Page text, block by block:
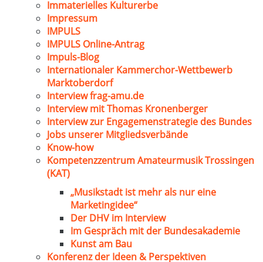
Immaterielles Kulturerbe
Impressum
IMPULS
IMPULS Online-Antrag
Impuls-Blog
Internationaler Kammerchor-Wettbewerb
Marktoberdorf
Interview frag-amu.de
Interview mit Thomas Kronenberger
Interview zur Engagemenstrategie des Bundes
Jobs unserer Mitgliedsverbände
Know-how
Kompetenzzentrum Amateurmusik Trossingen
(KAT)
„Musikstadt ist mehr als nur eine
Marketingidee“
Der DHV im Interview
Im Gespräch mit der Bundesakademie
Kunst am Bau
Konferenz der Ideen & Perspektiven